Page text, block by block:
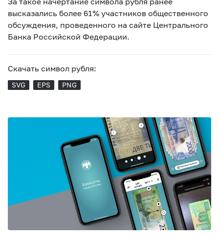
высказались более 61% участников общественного
обсуждения, проведенного на сайте Центрального
Банка Российской Федерации.
Скачать символ рубля:
SVG EPS PNG